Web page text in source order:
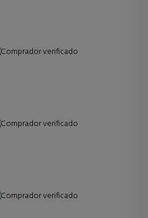
Comprador verificado
Comprador verificado
Comprador verificado